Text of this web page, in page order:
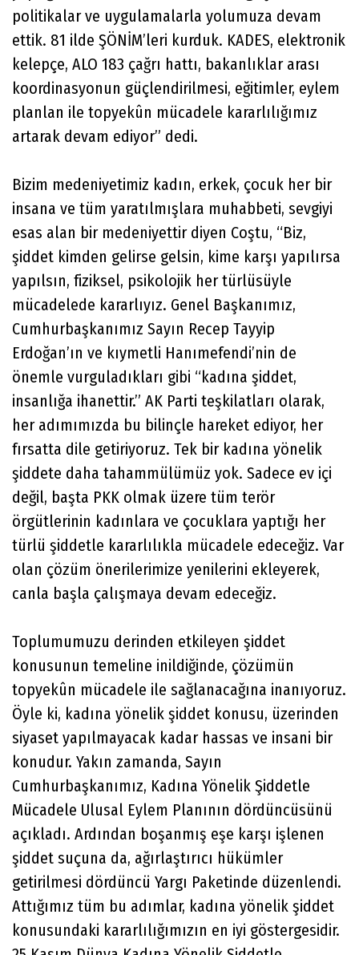
politikalar ve uygulamalarla yolumuza devam
ettik. 81 ilde ŞÖNİM’leri kurduk. KADES, elektronik
kelepçe, ALO 183 çağrı hattı, bakanlıklar arası
koordinasyonun güçlendirilmesi, eğitimler, eylem
planlan ile topyekûn mücadele kararlılığımız
artarak devam ediyor” dedi.
Bizim medeniyetimiz kadın, erkek, çocuk her bir
insana ve tüm yaratılmışlara muhabbeti, sevgiyi
esas alan bir medeniyettir diyen Coştu, “Biz,
şiddet kimden gelirse gelsin, kime karşı yapılırsa
yapılsın, fiziksel, psikolojik her türlüsüyle
mücadelede kararlıyız. Genel Başkanımız,
Cumhurbaşkanımız Sayın Recep Tayyip
Erdoğan’ın ve kıymetli Hanımefendi’nin de
önemle vurguladıkları gibi “kadına şiddet,
insanlığa ihanettir.” AK Parti teşkilatları olarak,
her adımımızda bu bilinçle hareket ediyor, her
fırsatta dile getiriyoruz. Tek bir kadına yönelik
şiddete daha tahammülümüz yok. Sadece ev içi
değil, başta PKK olmak üzere tüm terör
örgütlerinin kadınlara ve çocuklara yaptığı her
türlü şiddetle kararlılıkla mücadele edeceğiz. Var
olan çözüm önerilerimize yenilerini ekleyerek,
canla başla çalışmaya devam edeceğiz.
Toplumumuzu derinden etkileyen şiddet
konusunun temeline inildiğinde, çözümün
topyekûn mücadele ile sağlanacağına inanıyoruz.
Öyle ki, kadına yönelik şiddet konusu, üzerinden
siyaset yapılmayacak kadar hassas ve insani bir
konudur. Yakın zamanda, Sayın
Cumhurbaşkanımız, Kadına Yönelik Şiddetle
Mücadele Ulusal Eylem Planının dördüncüsünü
açıkladı. Ardından boşanmış eşe karşı işlenen
şiddet suçuna da, ağırlaştırıcı hükümler
getirilmesi dördüncü Yargı Paketinde düzenlendi.
Attığımız tüm bu adımlar, kadına yönelik şiddet
konusundaki kararlılığımızın en iyi göstergesidir.